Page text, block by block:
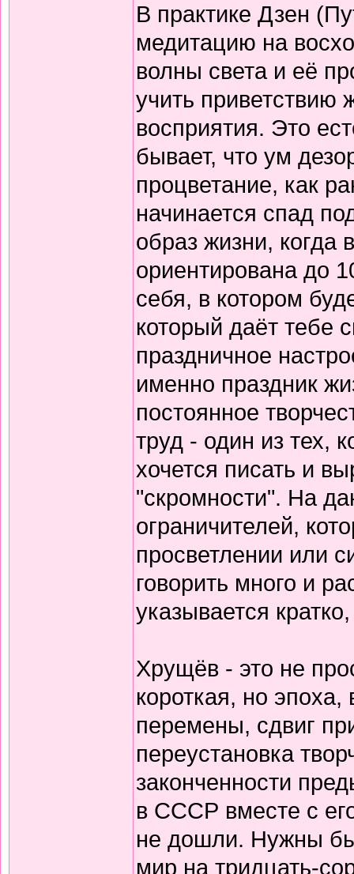
В практике Дзен
медитацию на
волны света и её
учить приветствию
восприятия. Это
бывает, что ум
процветание, как
начинается спад
образ жизни, когда
ориентирована до
себя, в котором
который даёт тебе
праздничное
именно праздник
постоянное
труд - один из тех,
хочется писать и
"скромности". На
ограничителей,
просветлении или
говорить много и
указывается
Хрущёв - это не
короткая, но
перемены, сдвиг
переустановка
законченности
в СССР вместе с
не дошли. Нужны
мир на тридцать-